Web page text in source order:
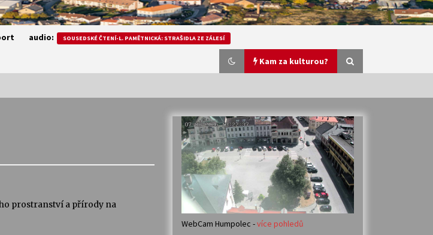
audio: SOUSEDSKÉ ČTENÍ-L. PAMĚTNICKÁ: STRAŠIDLA ZE ZÁLESÍ
Kam za kulturou?
Veselí muzikanti
30. 7. 2026
28. 7. 2026
Votavžatský ploty
23. 7. 2026
prostranství a přírody na
WebCam Humpolec -více pohledů